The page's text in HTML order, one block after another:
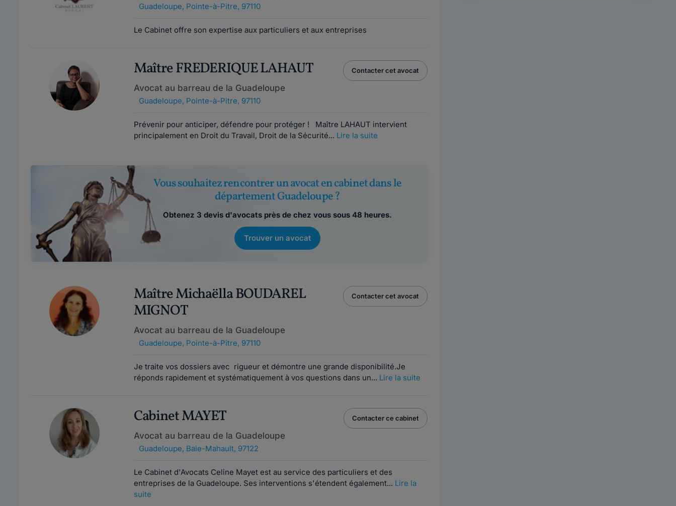
Guadeloupe, Pointe-à-Pitre, 97110
Le Cabinet offre son expertise aux particuliers et aux entreprises
Maître FREDERIQUE LAHAUT
Avocat au barreau de la Guadeloupe
Guadeloupe, Pointe-à-Pitre, 97110
Contacter cet avocat
Prévenir pour anticiper, défendre pour protéger ! Maître LAHAUT intervient
principalement en Droit du Travail, Droit de la Sécurité... Lire la suite
Vous souhaitez rencontrer un avocat en cabinet dans le
département Guadeloupe ?
Obtenez 3 devis d'avocats près de chez vous sous 48 heures.
Trouver un avocat
Maître Michaëlla BOUDAREL
MIGNOT
Avocat au barreau de la Guadeloupe
Guadeloupe, Pointe-à-Pitre, 97110
Contacter cet avocat
Je traite vos dossiers avec rigueur et démontre une grande disponibilité.Je
réponds rapidement et systématiquement à vos questions dans un... Lire la suite
Cabinet MAYET
Avocat au barreau de la Guadeloupe
Guadeloupe, Baie-Mahault, 97122
Contacter ce cabinet
Le Cabinet d'Avocats Celine Mayet est au service des particuliers et des
entreprises de la Guadeloupe. Ses interventions s'étendent également... Lire la
suite